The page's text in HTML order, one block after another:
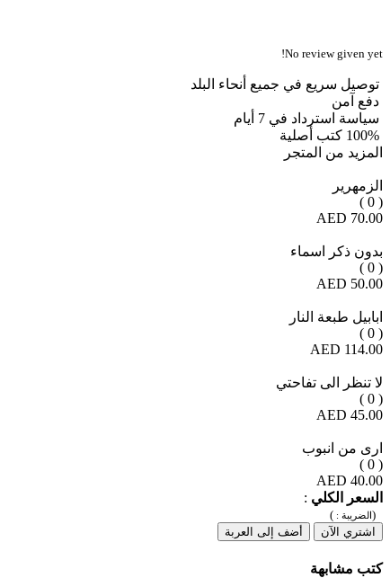
No review given yet!
توصيل سريع في جميع أنحاء البلد
دفع آمن
سياسة استرداد في 7 أيام
100% كتب أصلية
المزيد من المتجر
الزمهرير
( 0 )
70.00 AED
بدون ذكر اسماء
( 0 )
50.00 AED
ابابيل طبعة النار
( 0 )
114.00 AED
لا تنظر الى تفاحتي
( 0 )
45.00 AED
ارى من انبوب
( 0 )
40.00 AED
السعر الكلي :
(الضريبة : )
اشتري الآن
أضف إلى العربة
كتب مشابهة